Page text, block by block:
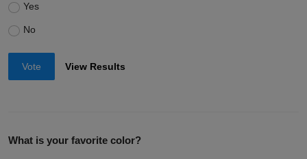
Yes
No
Vote View Results
What is your favorite color?